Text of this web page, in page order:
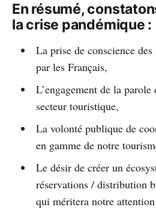
En résumé,
la crise pandémique :
La prise de conscience
par les Français,
L’engagement de la parole
secteur touristique,
La volonté publique de
en gamme de notre
Le désir de créer un
réservations / distribution
qui méritera notre